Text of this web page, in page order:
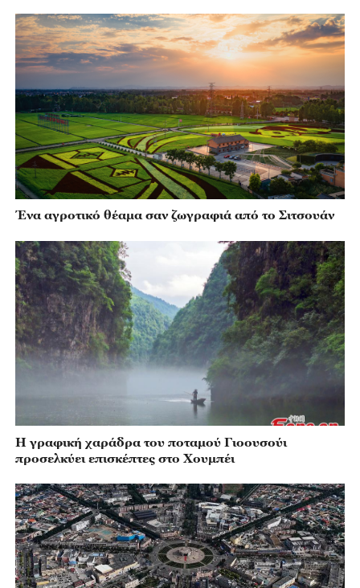
Ένα αγροτικό θέαμα σαν ζωγραφιά από το Σιτσουάν
Η γραφική χαράδρα του ποταμού Γιοουσούι
προσελκύει επισκέπτες στο Χουμπέι